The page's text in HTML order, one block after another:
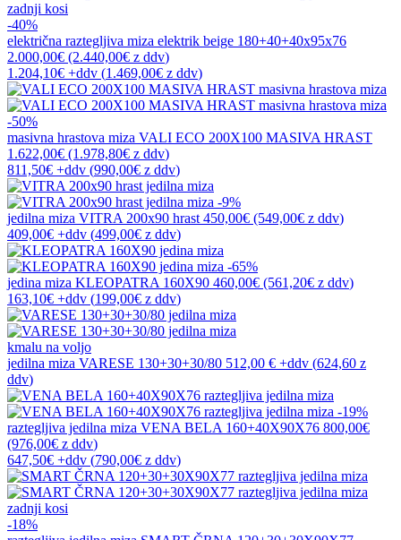
zadnji kosi
-40%
električna raztegljiva miza elektrik beige 180+40+40x95x76
2.000,00€ (2.440,00€ z ddv)
1.204,10€ +ddv (1.469,00€ z ddv)
-50%
masivna hrastova miza VALI ECO 200X100 MASIVA HRAST
1.622,00€ (1.978,80€ z ddv)
811,50€ +ddv (990,00€ z ddv)
-9%
jedilna miza VITRA 200x90 hrast 450,00€ (549,00€ z ddv)
409,00€ +ddv (499,00€ z ddv)
-65%
jedina miza KLEOPATRA 160X90 460,00€ (561,20€ z ddv)
163,10€ +ddv (199,00€ z ddv)
kmalu na voljo
jedilna miza VARESE 130+30+30/80 512,00 € +ddv (624,60 z
ddv)
-19%
raztegljiva jedilna miza VENA BELA 160+40X90X76 800,00€
(976,00€ z ddv)
647,50€ +ddv (790,00€ z ddv)
zadnji kosi
-18%